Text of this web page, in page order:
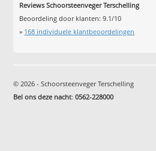
Reviews Schoorsteenveger Terschelling
Beoordeling door klanten:9.1/10
» 168 individuele klantbeoordelingen
© 2026 - Schoorsteenveger Terschelling
Bel ons deze nacht:0562-228000